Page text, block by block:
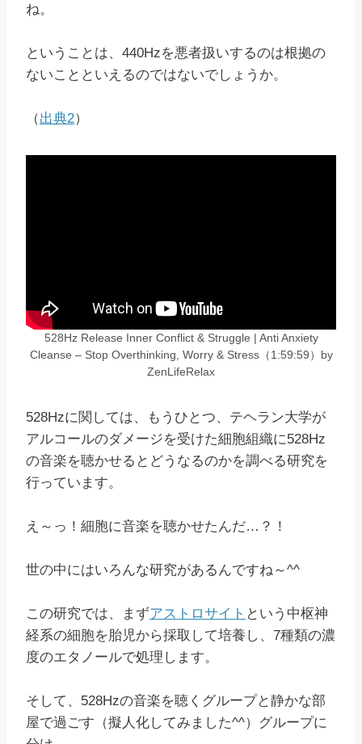
ね。
ということは、440Hzを悪者扱いするのは根拠の
ないことといえるのではないでしょうか。
（出典2）
528Hz Release Inner Conflict & Struggle | Anti Anxiety
Cleanse – Stop Overthinking, Worry & Stress（1:59:59）by
ZenLifeRelax
528Hzに関しては、もうひとつ、テヘラン大学が
アルコールのダメージを受けた細胞組織に528Hz
の音楽を聴かせるとどうなるのかを調べる研究を
行っています。
え～っ！細胞に音楽を聴かせたんだ…？！
世の中にはいろんな研究があるんですね～^^
この研究では、まずアストロサイト という中枢神
経系の細胞を胎児から採取して培養し、7種類の濃
度のエタノールで処理します。
そして、528Hzの音楽を聴くグループと静かな部
屋で過ごす（擬人化してみました^^）グループに